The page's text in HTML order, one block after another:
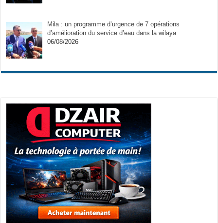
Mila : un programme d’urgence de 7 opérations
d’amélioration du service d’eau dans la wilaya
06/08/2026